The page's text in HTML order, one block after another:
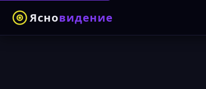
Ясновидение